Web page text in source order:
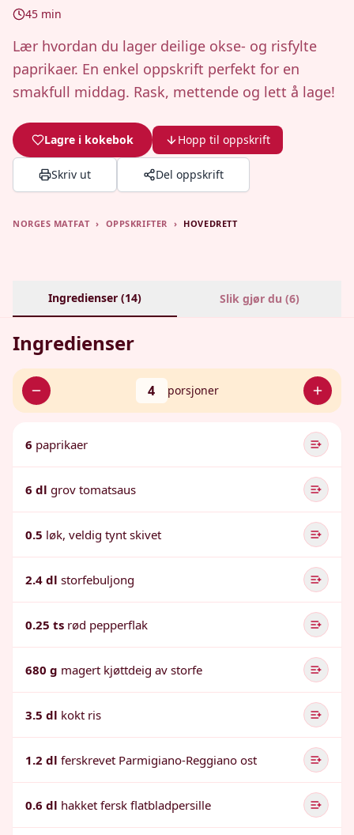
45 min
Lær hvordan du lager deilige okse- og risfylte
paprikaer. En enkel oppskrift perfekt for en
smakfull middag. Rask, mettende og lett å lage!
Lagre i kokebok Hopp til oppskrift
Skriv ut Del oppskrift
NORGES MATFAT › OPPSKRIFTER › HOVEDRETT
Ingredienser (14) Slik gjør du (6)
Ingredienser
4 porsjoner
6 paprikaer
6 dl grov tomatsaus
0.5 løk, veldig tynt skivet
2.4 dl storfebuljong
0.25 ts rød pepperflak
680 g magert kjøttdeig av storfe
3.5 dl kokt ris
1.2 dl ferskrevet Parmigiano-Reggiano ost
0.6 dl hakket fersk flatbladpersille